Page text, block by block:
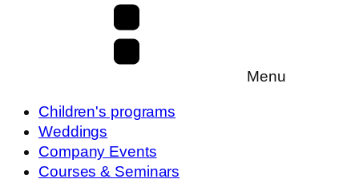
Menu
Children's programs
Weddings
Company Events
Courses & Seminars